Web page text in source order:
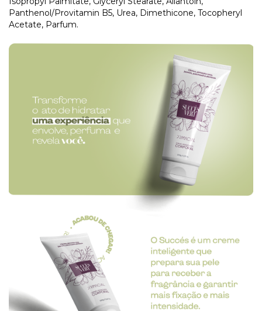
Panthenol/Provitamin B5, Urea, Dimethicone, Tocopheryl
Acetate, Parfum.